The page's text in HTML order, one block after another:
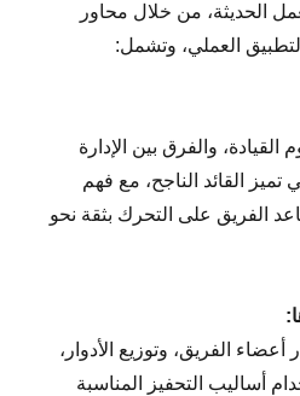
الحديثة، من خلال محاور
العملي، وتشمل:
والفرق بين الإدارة
تميز القائد الناجح، مع فهم
الفريق على التحرك بثقة نحو
أعضاء الفريق، وتوزيع الأدوار،
أساليب التحفيز المناسبة